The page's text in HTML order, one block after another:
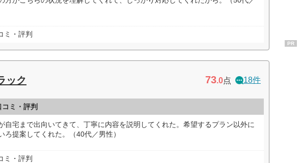
ミ・評判
ック 73.0点 18件
ミ・評判
自宅まで出向いてきて、丁寧に内容を説明してくれた。希望するプラン以外に
ろ提案してくれた。（40代／男性）
ミ・評判
PR